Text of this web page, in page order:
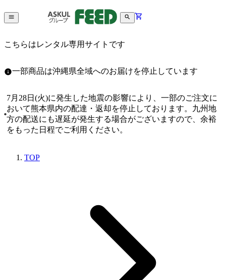
こちらはレンタル専用サイトです
一部商品は沖縄県全域へのお届けを停止しています
7月28日(火)に発生した地震の影響により、一部のご注文に
おいて熊本県内の配達・返却を停止しております。九州地
方の配送にも遅延が発生する場合がございますので、余裕
をもった日程でご利用ください。
TOP